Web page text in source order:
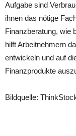
Aufgabe sind
ihnen das nötige
Finanzberatung, wie
hilft Arbeitnehmern
entwickeln und auf
Finanzprodukte
Bildquelle: